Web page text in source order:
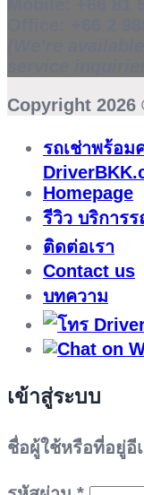
Copyright 2026
รถเช่าพร้อม
Homepage
รีวิว บริการ
ติดต่อเรา
Contact us
บทความ
เข้าสู่ระบบ
ชื่อผู้ใช้หรือที่อยู่อี